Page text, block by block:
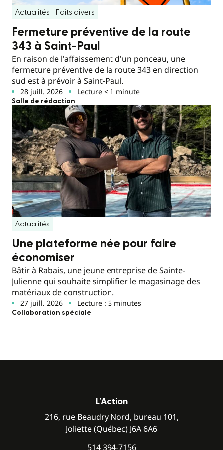
Actualités Faits divers
Fermeture préventive de la route
343 à Saint-Paul
En raison de l'affaissement d'un ponceau, une
fermeture préventive de la route 343 en direction
sud est à prévoir à Saint-Paul.
28 juill. 2026 Lecture < 1 minute
Salle de rédaction
Actualités
Une plateforme née pour faire
économiser
Bâtir à Rabais, une jeune entreprise de Sainte-
Julienne qui souhaite simplifier le magasinage des
matériaux de construction.
27 juill. 2026 Lecture : 3 minutes
Collaboration spéciale
L’Action
216, rue Beaudry Nord, bureau 101,
Joliette (Québec) J6A 6A6
514 394-7156